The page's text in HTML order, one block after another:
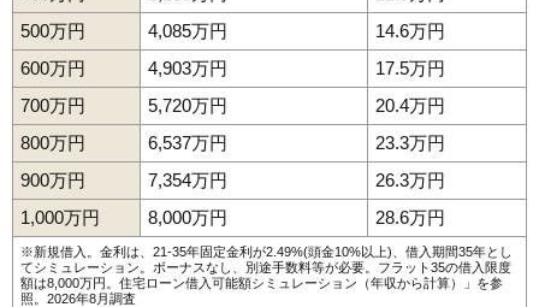
500万円
4,085万円
14.6万円
600万円
4,903万円
17.5万円
700万円
5,720万円
20.4万円
800万円
6,537万円
23.3万円
900万円
7,354万円
26.3万円
1,000万円
8,000万円 28.6万円
※新規借入。金利は、21-35年固定金利が2.49%(頭金10%以上)、借入期間35年とし
てシミュレーション。ボーナスなし、別途手数料等が必要。フラット35の借入限度
額は8,000万円。 住宅ローン借入可能額シミュレーション（年収から計算）
」を参
照。2026年8月調査